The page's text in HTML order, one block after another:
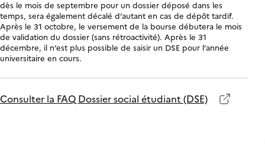
dès le mois de septembre pour un dossier déposé dans les
temps, sera également décalé d’autant en cas de dépôt tardif.
Après le 31 octobre, le versement de la bourse débutera le mois
de validation du dossier (sans rétroactivité). Après le 31
décembre, il n’est plus possible de saisir un DSE pour l’année
universitaire en cours.
Consulter la FAQ Dossier social étudiant (DSE)